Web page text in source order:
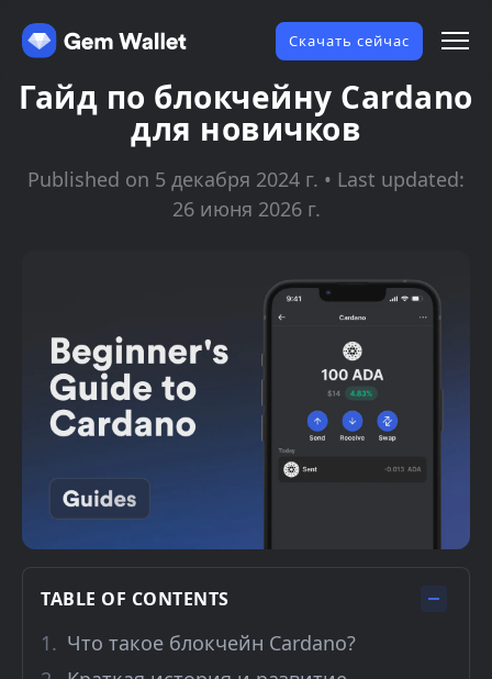
Скачать сейчас
Гайд по блокчейну Cardano
для новичков
Published on 5 декабря 2024 г. • Last updated:
26 июня 2026 г.
TABLE OF CONTENTS
Что такое блокчейн Cardano?